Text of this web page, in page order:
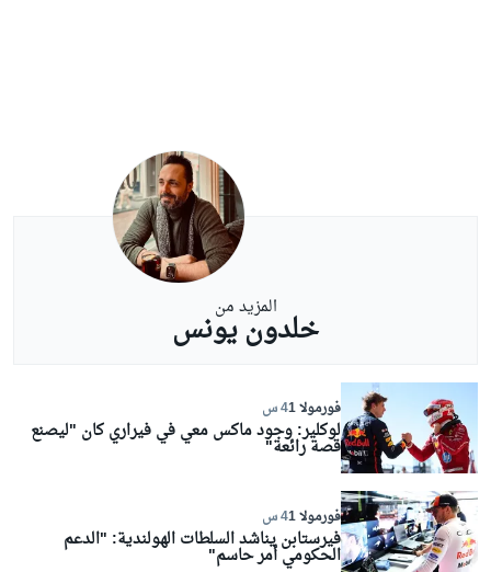
المزيد من
خلدون يونس
فورمولا 1 4 س
لوكلير: وجود ماكس معي في فيراري كان "ليصنع
قصة رائعة"
فورمولا 1 4 س
فيرستابن يناشد السلطات الهولندية: "الدعم
الحكومي أمر حاسم"